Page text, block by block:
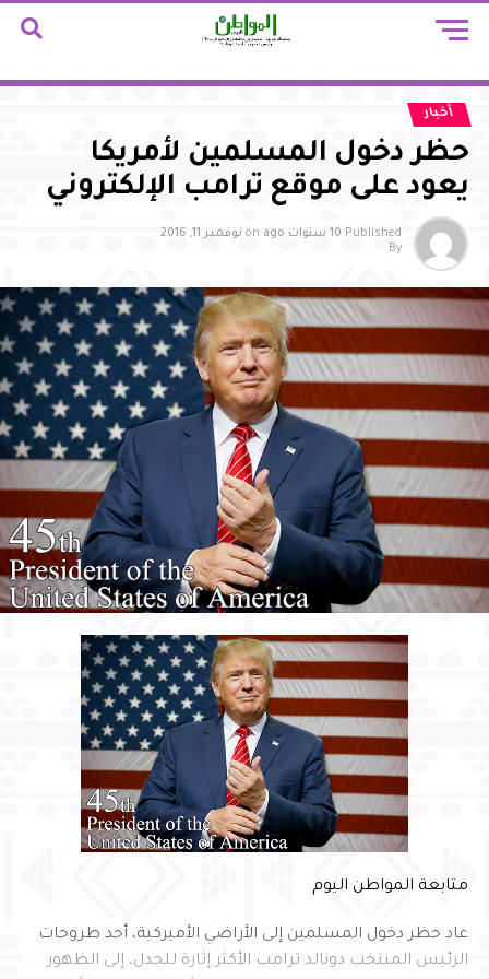
أخبار
حظر دخول المسلمين لأمريكا
يعود على موقع ترامب الإلكتروني
Published 10 سنوات ago on نوفمبر 11, 2016
By
متابعة المواطن اليوم
عاد حظر دخول المسلمين إلى الأراضي الأميركية، أحد طروحات
الرئيس المنتخب دونالد ترامب الأكثر إثارة للجدل، إلى الظهور